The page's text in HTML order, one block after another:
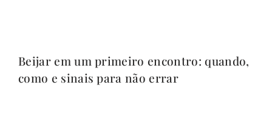
Beijar em um primeiro encontro: quando,
como e sinais para não errar